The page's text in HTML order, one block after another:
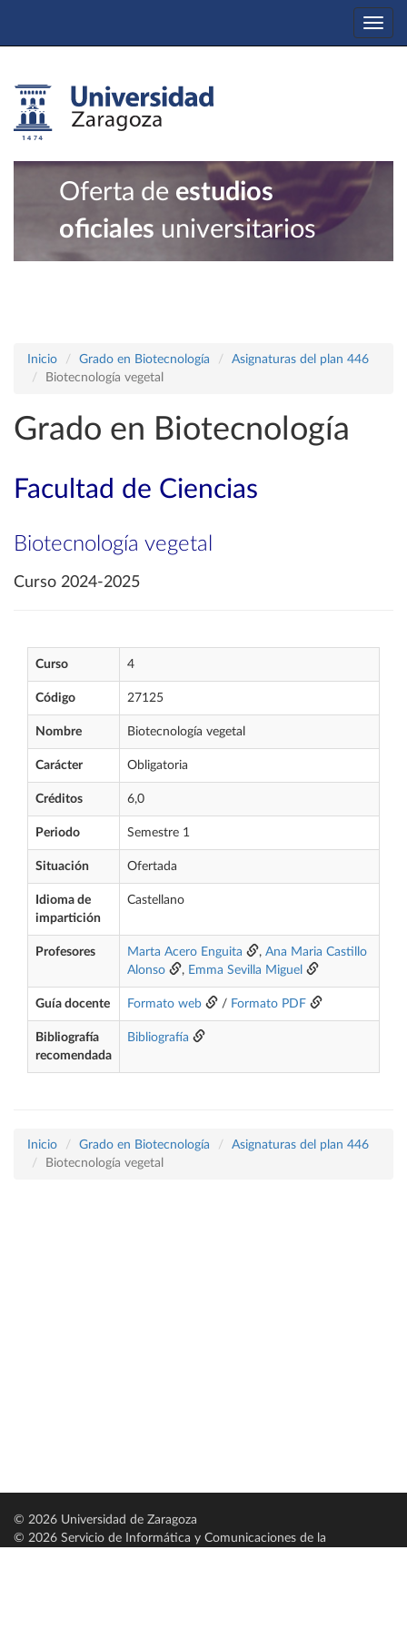
Oferta de estudios
oficiales universitarios
Inicio Grado en Biotecnología
Asignaturas del plan 446
Biotecnología vegetal
Grado en Biotecnología
Facultad de Ciencias
Biotecnología vegetal
Curso 2024-2025
Curso 4
Código 27125
Nombre Biotecnología vegetal
Carácter Obligatoria
Créditos 6,0
Periodo Semestre 1
Situación Ofertada
Idioma de
impartición
Castellano
Profesores Marta Acero Enguita , Ana Maria Castillo
Alonso
, Emma Sevilla Miguel
Guía docente Formato web / Formato PDF
Bibliografía
recomendada
Bibliografía
Inicio Grado en Biotecnología
Asignaturas del plan 446
Biotecnología vegetal
© 2026 Universidad de Zaragoza
© 2026 Servicio de Informática y Comunicaciones de la